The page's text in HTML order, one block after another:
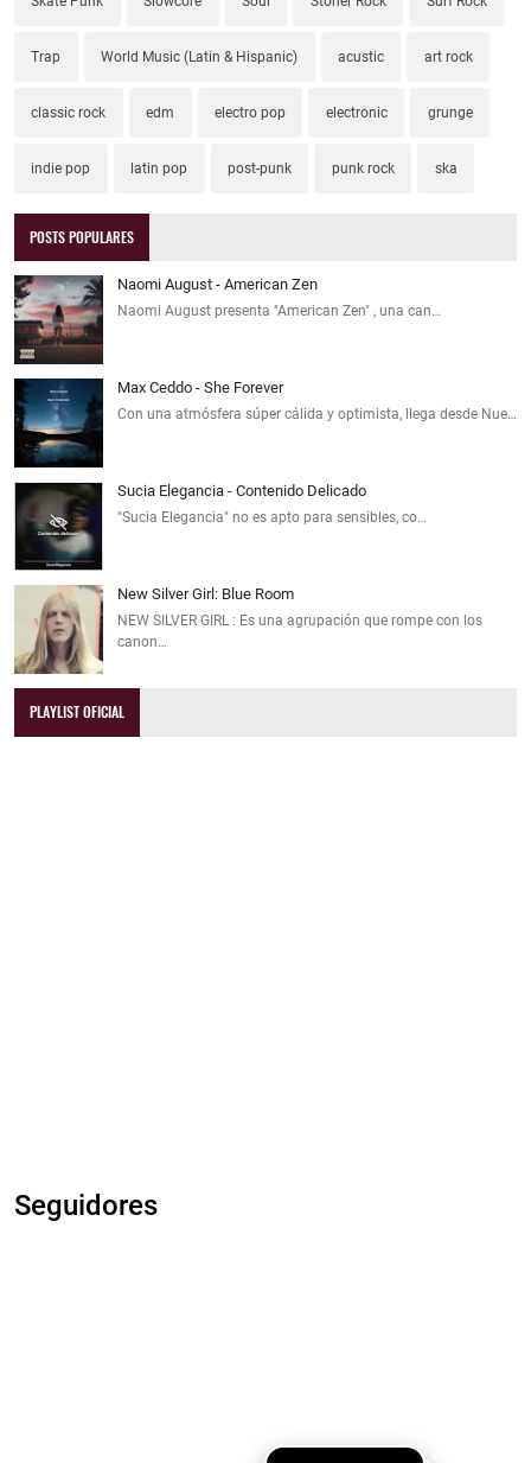
Trap World Music (Latin & Hispanic) acustic art rock
classic rock edm electro pop electronic grunge
indie pop latin pop post-punk punk rock ska
POSTS POPULARES
Naomi August - American Zen
Naomi August presenta "American Zen" , una can…
Max Ceddo - She Forever
Con una atmósfera súper cálida y optimista, llega desde Nue…
Sucia Elegancia - Contenido Delicado
"Sucia Elegancia" no es apto para sensibles, co…
New Silver Girl: Blue Room
NEW SILVER GIRL : Es una agrupación que rompe con los
canon…
PLAYLIST OFICIAL
Seguidores